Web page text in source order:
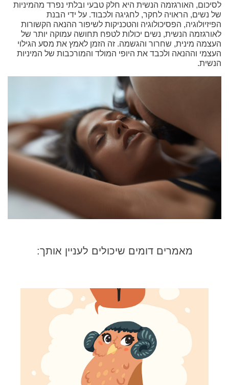
לסיכום, האורגזמה הנשית היא חלק טבעי ובלתי נפרד מהמיניות
של נשים, הראויה לחקר, לחגיגה ולכבוד. על ידי הבנת
הפיזיולוגיה, הפסיכולוגיה והטכניקות לשיפור ההנאה הקשורות
לאורגזמה הנשית, נשים יכולות לטפח תחושה עמוקה יותר של
העצמה מינית, שחרור והגשמה. זה הזמן לאמץ את מסע הגילוי
העצמי וההנאה ולכבד את היופי המולד והמורכבות של המיניות
הנשית.
מאמרים דומים שיכולים לעניין אותך: